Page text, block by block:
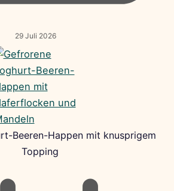
29 Juli 2026
Beeren-Happen mit knusprigem
Topping